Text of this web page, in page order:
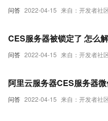
问答 2022-04-15 来自：开发者社
问答 2022-04-15 来自：开发者社
CES服务器被锁定了 怎么
问答 2022-04-15 来自：开发者社
阿里云服务器CES服务器